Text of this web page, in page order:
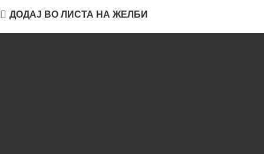
ДОДАЈ ВО ЛИСТА НА ЖЕЛБИ